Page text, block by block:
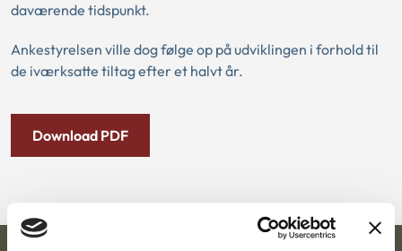
daværende tidspunkt.
Ankestyrelsen ville dog følge op på udviklingen i forhold til
de iværksatte tiltag efter et halvt år.
Download PDF